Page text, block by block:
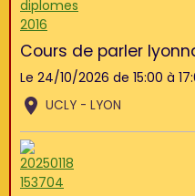
Cours de parler
Le 24/10/2026 de 15:00 à
UCLY - LYON